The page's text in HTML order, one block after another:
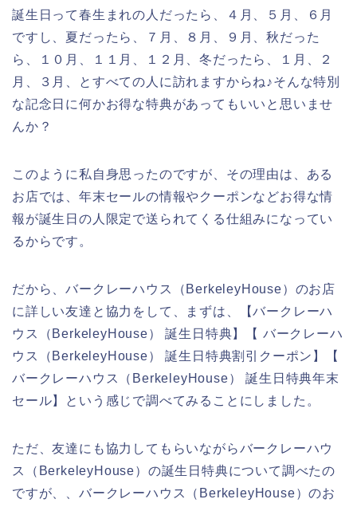
誕生日って春生まれの人だったら、４月、５月、６月
ですし、夏だったら、７月、８月、９月、秋だった
ら、１０月、１１月、１２月、冬だったら、１月、２
月、３月、とすべての人に訪れますからね♪そんな特別
な記念日に何かお得な特典があってもいいと思いませ
んか？
このように私自身思ったのですが、その理由は、ある
お店では、年末セールの情報やクーポンなどお得な情
報が誕生日の人限定で送られてくる仕組みになってい
るからです。
だから、バークレーハウス（BerkeleyHouse）のお店
に詳しい友達と協力をして、まずは、【バークレーハ
ウス（BerkeleyHouse） 誕生日特典】【 バークレーハ
ウス（BerkeleyHouse） 誕生日特典割引クーポン】【
バークレーハウス（BerkeleyHouse） 誕生日特典年末
セール】という感じで調べてみることにしました。
ただ、友達にも協力してもらいながらバークレーハウ
ス（BerkeleyHouse）の誕生日特典について調べたの
ですが、、バークレーハウス（BerkeleyHouse）のお